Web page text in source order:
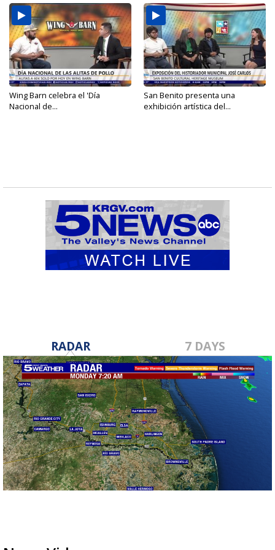
Wing Barn celebra el 'Día
Nacional de...
San Benito presenta una
exhibición artística del...
RADAR 7 DAYS